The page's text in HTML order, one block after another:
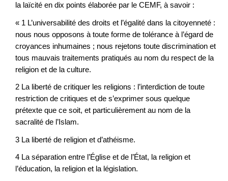
la laïcité en dix points élaborée par le CEMF, à savoir :
« 1 L’universabilité des droits et l’égalité dans la citoyenneté :
nous nous opposons à toute forme de tolérance à l’égard de
croyances inhumaines ; nous rejetons toute discrimination et
tous mauvais traitements pratiqués au nom du respect de la
religion et de la culture.
2 La liberté de critiquer les religions : l’interdiction de toute
restriction de critiques et de s’exprimer sous quelque
prétexte que ce soit, et particulièrement au nom de la
sacralité de l’Islam.
3 La liberté de religion et d’athéisme.
4 La séparation entre l’Église et de l’État, la religion et
l’éducation, la religion et la législation.